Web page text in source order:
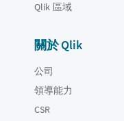
Qlik 區域
關於 Qlik
公司
領導能力
CSR